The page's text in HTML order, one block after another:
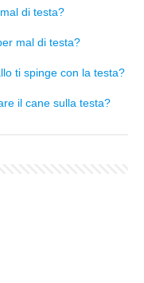
di testa?
mal di testa?
ti spinge con la testa?
il cane sulla testa?